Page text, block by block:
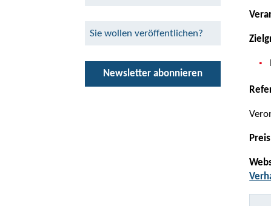
Sie wollen veröffentlichen?
Newsletter abonnieren